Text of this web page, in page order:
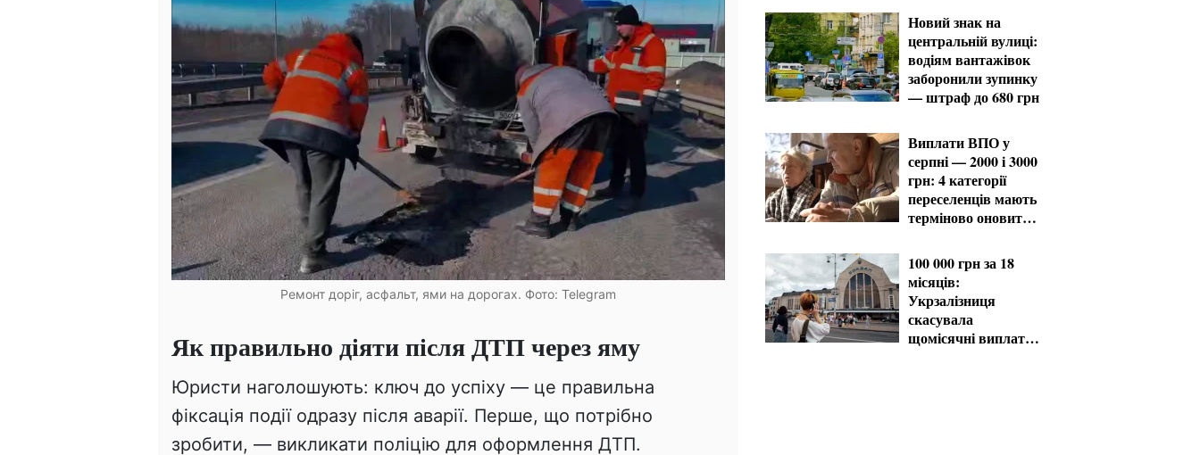
Ремонт доріг, асфальт, ями на дорогах. Фото: Telegram
Як правильно діяти після ДТП через яму
Юристи наголошують: ключ до успіху — це правильна
фіксація події одразу після аварії. Перше, що потрібно
зробити, — викликати поліцію для оформлення ДТП.
загальних умовах
Новий знак на
центральній вулиці:
водіям вантажівок
заборонили зупинку
— штраф до 680 грн
Виплати ВПО у
серпні — 2000 і 3000
грн: 4 категорії
переселенців мають
терміново оновити
100 000 грн за 18
місяців:
Укрзалізниця
скасувала
щомісячні виплати